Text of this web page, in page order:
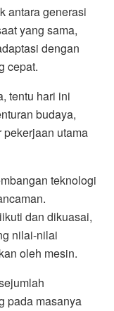
antara generasi
yang sama,
dengan
cepat.
tentu hari ini
budaya,
pekerjaan utama
teknologi
dan dikuasai,
nilai-nilai
oleh mesin.
pada masanya